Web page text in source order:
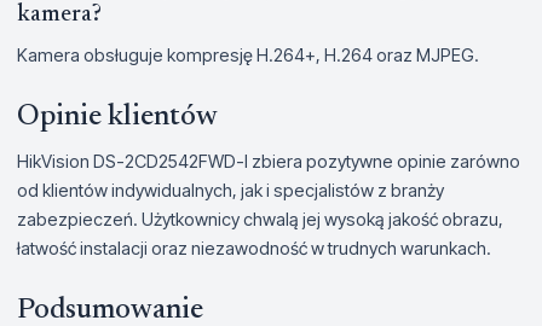
kamera?
Kamera obsługuje kompresję H.264+, H.264 oraz MJPEG.
Opinie klientów
HikVision DS-2CD2542FWD-I zbiera pozytywne opinie zarówno
od klientów indywidualnych, jak i specjalistów z branży
zabezpieczeń. Użytkownicy chwalą jej wysoką jakość obrazu,
łatwość instalacji oraz niezawodność w trudnych warunkach.
Podsumowanie